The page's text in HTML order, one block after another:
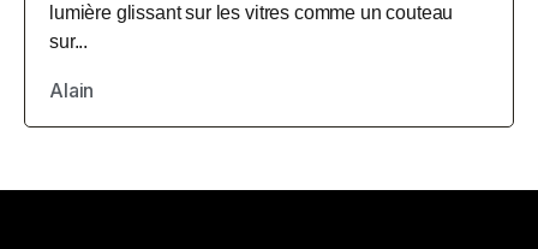
lumière glissant sur les vitres comme un couteau
sur...
Alain